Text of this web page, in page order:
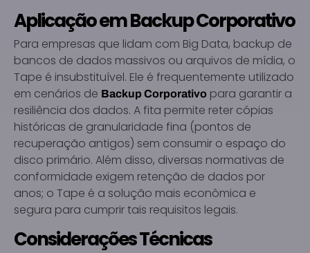
Aplicação em Backup Corporativo
Para empresas que lidam com Big Data, backup de
bancos de dados massivos ou arquivos de mídia, o
Tape é insubstituível. Ele é frequentemente utilizado
em cenários de Backup Corporativo para garantir a
resiliência dos dados. A fita permite reter cópias
históricas de granularidade fina (pontos de
recuperação antigos) sem consumir o espaço do
disco primário. Além disso, diversas normativas de
conformidade exigem retenção de dados por
anos; o Tape é a solução mais econômica e
segura para cumprir tais requisitos legais.
Considerações Técnicas